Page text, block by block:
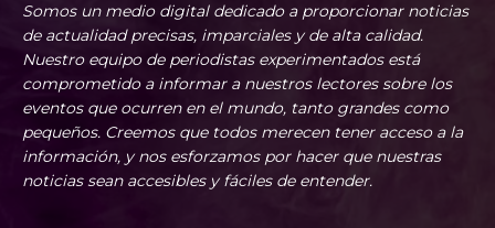
Somos un medio digital dedicado a proporcionar noticias
de actualidad precisas, imparciales y de alta calidad.
Nuestro equipo de periodistas experimentados está
comprometido a informar a nuestros lectores sobre los
eventos que ocurren en el mundo, tanto grandes como
pequeños. Creemos que todos merecen tener acceso a la
información, y nos esforzamos por hacer que nuestras
noticias sean accesibles y fáciles de entender.